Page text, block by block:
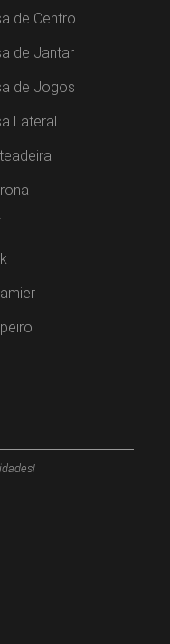
de Centro
de Jantar
de Jogos
Lateral